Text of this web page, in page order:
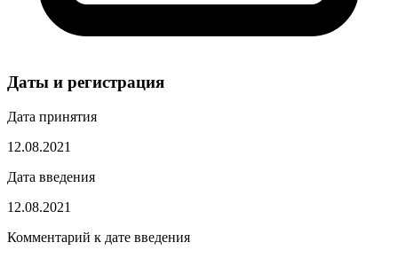
Даты и регистрация
Дата принятия
12.08.2021
Дата введения
12.08.2021
Комментарий к дате введения